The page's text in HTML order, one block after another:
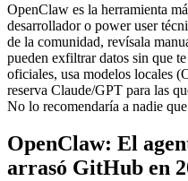
OpenClaw es la herramienta
desarrollador o power user
de la comunidad, revísala
pueden exfiltrar datos sin que
oficiales, usa modelos locales
reserva Claude/GPT para las
No lo recomendaría a nadie
OpenClaw: El
arrasó GitHub en